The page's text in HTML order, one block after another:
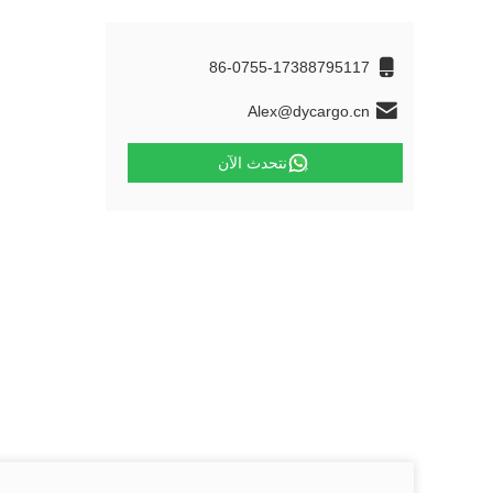
86-0755-17388795117
Alex@dycargo.cn
نتحدث الآن